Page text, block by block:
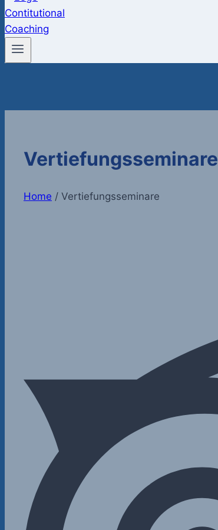
Vertiefungsseminare
Home / Vertiefungsseminare